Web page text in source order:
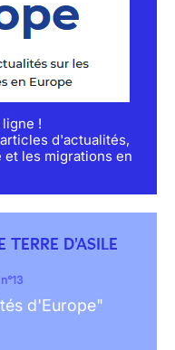
!
d'actualités,
les migrations en
TERRE D'ASILE
d'Europe"